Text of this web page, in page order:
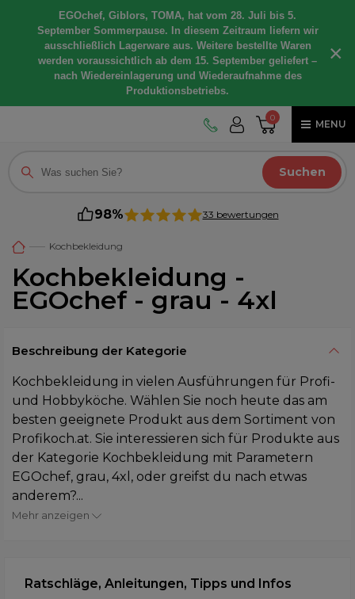
EGOchef, Giblors, TOMA, hat vom 28. Juli bis 5.
September Sommerpause. In diesem Zeitraum liefern wir
ausschließlich Lagerware aus. Weitere bestellte Waren
werden voraussichtlich ab dem 15. September geliefert –
nach Wiedereinlagerung und Wiederaufnahme des
Produktionsbetriebs.
×
0
MENU
Suchen
98% 33 bewertungen
Kochbekleidung
Kochbekleidung -
EGOchef - grau - 4xl
Beschreibung der Kategorie
Kochbekleidung in vielen Ausführungen für Profi-
und Hobbyköche. Wählen Sie noch heute das am
besten geeignete Produkt aus dem Sortiment von
Profikoch.at. Sie interessieren sich für Produkte aus
der Kategorie Kochbekleidung mit Parametern
EGOchef, grau, 4xl, oder greifst du nach etwas
anderem?...
Mehr anzeigen
Ratschläge, Anleitungen, Tipps und Infos